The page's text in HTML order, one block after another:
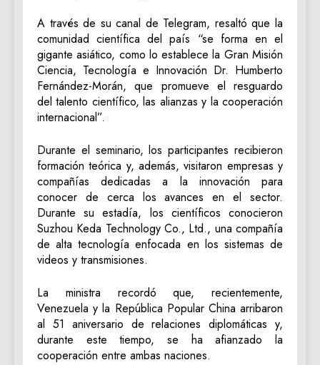
A través de su canal de Telegram, resaltó que la
comunidad científica del país “se forma en el
gigante asiático, como lo establece la Gran Misión
Ciencia, Tecnología e Innovación Dr. Humberto
Fernández-Morán, que promueve el resguardo
del talento científico, las alianzas y la cooperación
internacional”.
Durante el seminario, los participantes recibieron
formación teórica y, además, visitaron empresas y
compañías dedicadas a la innovación para
conocer de cerca los avances en el sector.
Durante su estadía, los científicos conocieron
Suzhou Keda Technology Co., Ltd., una compañía
de alta tecnología enfocada en los sistemas de
videos y transmisiones.
La ministra recordó que, recientemente,
Venezuela y la República Popular China arribaron
al 51 aniversario de relaciones diplomáticas y,
durante este tiempo, se ha afianzado la
cooperación entre ambas naciones.